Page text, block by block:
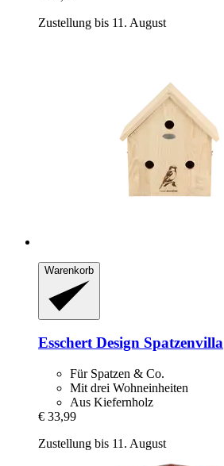
Zustellung bis 11. August
Warenkorb
Esschert Design Spatzenvilla
Für Spatzen & Co.
Mit drei Wohneinheiten
Aus Kiefernholz
€ 33,99
Zustellung bis 11. August